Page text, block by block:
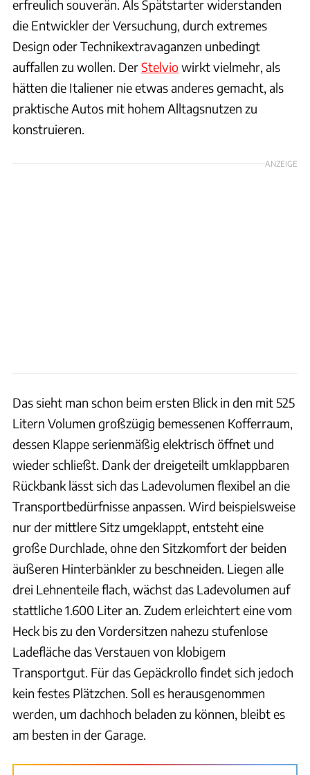
erfreulich souverän. Als Spätstarter widerstanden
die Entwickler der Versuchung, durch extremes
Design oder Technikextravaganzen unbedingt
auffallen zu wollen. DerStelviowirkt vielmehr, als
hätten die Italiener nie etwas anderes gemacht, als
praktische Autos mit hohem Alltagsnutzen zu
konstruieren.
ANZEIGE
Das sieht man schon beim ersten Blick in den mit 525
Litern Volumen großzügig bemessenen Kofferraum,
dessen Klappe serienmäßig elektrisch öffnet und
wieder schließt. Dank der dreigeteilt umklappbaren
Rückbank lässt sich das Ladevolumen flexibel an die
Transportbedürfnisse anpassen. Wird beispielsweise
nur der mittlere Sitz umgeklappt, entsteht eine
große Durchlade, ohne den Sitzkomfort der beiden
äußeren Hinterbänkler zu beschneiden. Liegen alle
drei Lehnenteile flach, wächst das Ladevolumen auf
stattliche 1.600 Liter an. Zudem erleichtert eine vom
Heck bis zu den Vordersitzen nahezu stufenlose
Ladefläche das Verstauen von klobigem
Transportgut. Für das Gepäckrollo findet sich jedoch
kein festes Plätzchen. Soll es herausgenommen
werden, um dachhoch beladen zu können, bleibt es
am besten in der Garage.